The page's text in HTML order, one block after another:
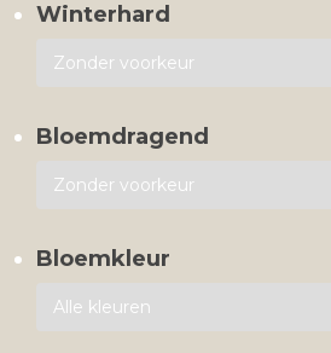
Winterhard
Bloemdragend
Bloemkleur